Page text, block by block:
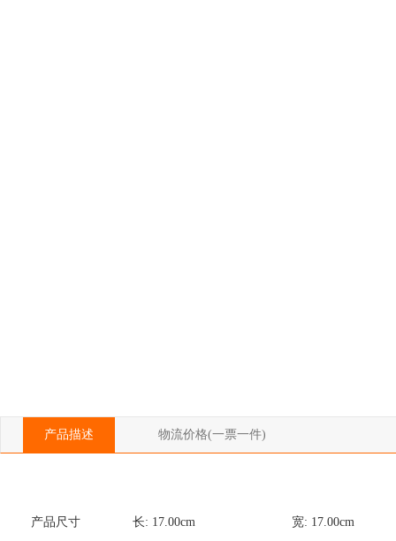
产品描述 物流价格(一票一件)
产品尺寸 长: 17.00cm 宽: 17.00cm